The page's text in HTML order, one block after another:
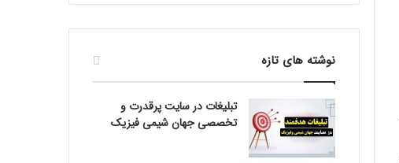
نوشته های تازه
تبلیغات در سایت پرقدرت و
تخصصی جهان شیمی فیزیک